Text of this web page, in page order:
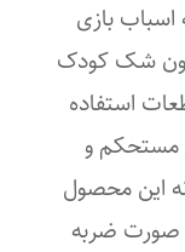
بازی
شک کودک
استفاده
مستحکم و
این محصول
صورت ضربه